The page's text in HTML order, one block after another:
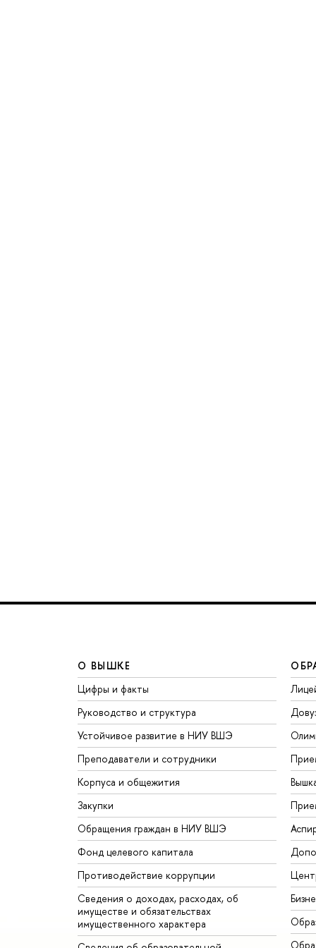
О ВЫШКЕ
Цифры и факты
Руководство и структура
Устойчивое развитие в НИУ ВШЭ
Преподаватели и сотрудники
Корпуса и общежития
Закупки
Обращения граждан в НИУ ВШЭ
Фонд целевого капитала
Противодействие коррупции
Сведения о доходах, расходах, об
имуществе и обязательствах
имущественного характера